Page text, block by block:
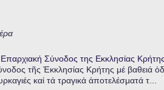
Σύνοδος της Εκκλησίας
τῆς Ἐκκλησίας Κρήτης μέ βαθειά
καί τά τραγικά ἀποτελέσματά τ...